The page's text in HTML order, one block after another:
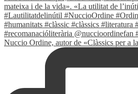
Nuccio Ordine, autor de «Clàssics per a